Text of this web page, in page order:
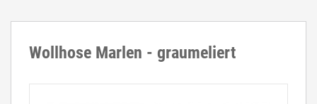
Wollhose Marlen - graumeliert